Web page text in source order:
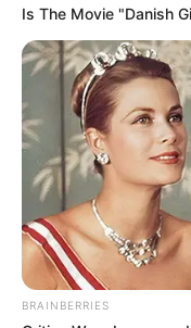
Is The Movie "Danish
BRAINBERRIES